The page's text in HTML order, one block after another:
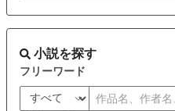
小説を探す
フリーワード